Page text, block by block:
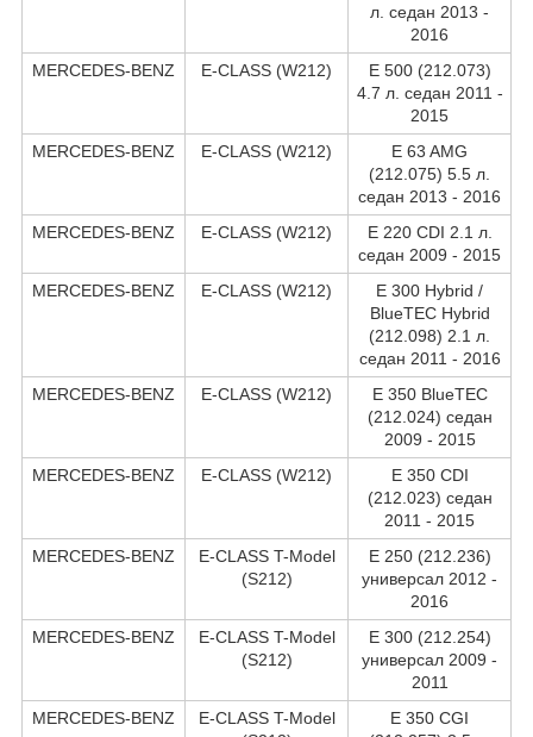
л. седан 2013 -
2016
MERCEDES-BENZ
E-CLASS (W212)
E 500 (212.073)
4.7 л. седан 2011 -
2015
MERCEDES-BENZ
E-CLASS (W212)
E 63 AMG
(212.075) 5.5 л.
седан 2013 - 2016
MERCEDES-BENZ
E-CLASS (W212)
E 220 CDI 2.1 л.
седан 2009 - 2015
MERCEDES-BENZ
E-CLASS (W212)
E 300 Hybrid /
BlueTEC Hybrid
(212.098) 2.1 л.
седан 2011 - 2016
MERCEDES-BENZ
E-CLASS (W212)
E 350 BlueTEC
(212.024) седан
2009 - 2015
MERCEDES-BENZ
E-CLASS (W212)
E 350 CDI
(212.023) седан
2011 - 2015
MERCEDES-BENZ
E-CLASS T-Model
(S212)
E 250 (212.236)
универсал 2012 -
2016
MERCEDES-BENZ
E-CLASS T-Model
(S212)
E 300 (212.254)
универсал 2009 -
2011
MERCEDES-BENZ
E-CLASS T-Model
E 350 CGI